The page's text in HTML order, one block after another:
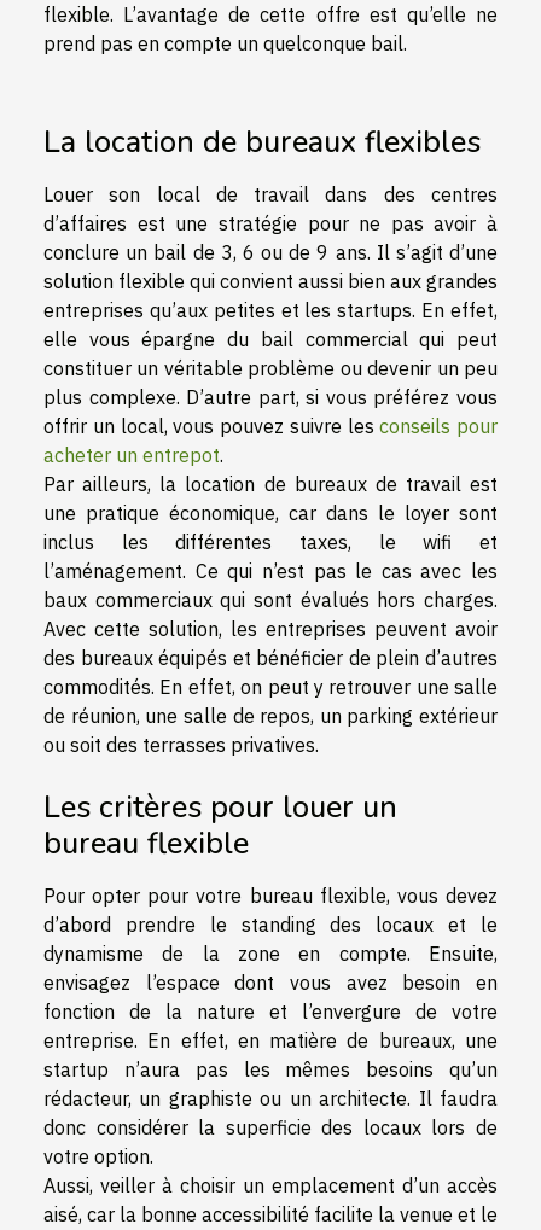
flexible. L’avantage de cette offre est qu’elle ne
prend pas en compte un quelconque bail.
La location de bureaux flexibles
Louer son local de travail dans des centres
d’affaires est une stratégie pour ne pas avoir à
conclure un bail de 3, 6 ou de 9 ans. Il s’agit d’une
solution flexible qui convient aussi bien aux grandes
entreprises qu’aux petites et les startups. En effet,
elle vous épargne du bail commercial qui peut
constituer un véritable problème ou devenir un peu
plus complexe. D’autre part, si vous préférez vous
offrir un local, vous pouvez suivre lesconseils pour
acheter un entrepot.
Par ailleurs, la location de bureaux de travail est
une pratique économique, car dans le loyer sont
inclus les différentes taxes, le wifi et
l’aménagement. Ce qui n’est pas le cas avec les
baux commerciaux qui sont évalués hors charges.
Avec cette solution, les entreprises peuvent avoir
des bureaux équipés et bénéficier de plein d’autres
commodités. En effet, on peut y retrouver une salle
de réunion, une salle de repos, un parking extérieur
ou soit des terrasses privatives.
Les critères pour louer un
bureau flexible
Pour opter pour votre bureau flexible, vous devez
d’abord prendre le standing des locaux et le
dynamisme de la zone en compte. Ensuite,
envisagez l’espace dont vous avez besoin en
fonction de la nature et l’envergure de votre
entreprise. En effet, en matière de bureaux, une
startup n’aura pas les mêmes besoins qu’un
rédacteur, un graphiste ou un architecte. Il faudra
donc considérer la superficie des locaux lors de
votre option.
Aussi, veiller à choisir un emplacement d’un accès
aisé, car la bonne accessibilité facilite la venue et le